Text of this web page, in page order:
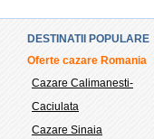
DESTINATII POPULARE
Oferte cazare Romania
Cazare Calimanesti-
Caciulata
Cazare Sinaia